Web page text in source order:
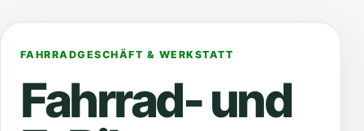
FAHRRADGESCHÄFT & WERKSTATT
Fahrrad- und